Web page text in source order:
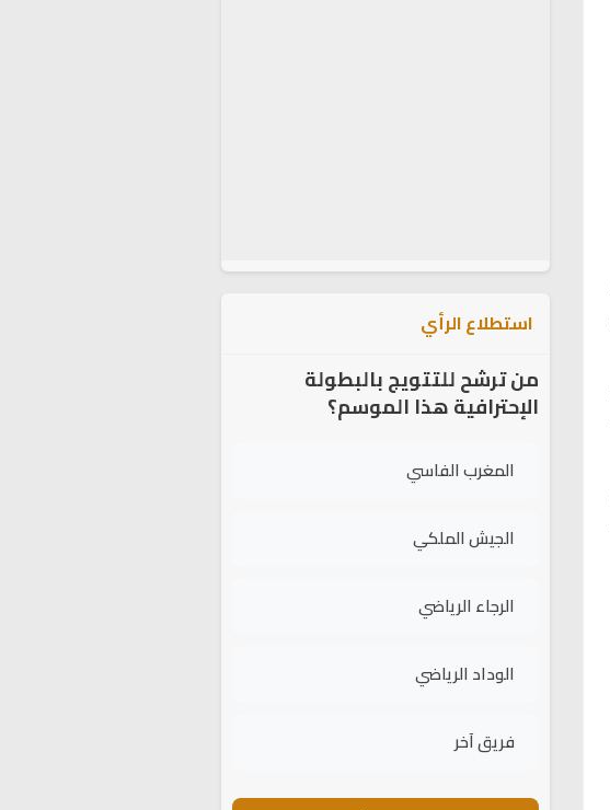
استطلاع الرأي
من ترشح للتتويج بالبطولة
الإحترافية هذا الموسم؟
المغرب الفاسي
الجيش الملكي
الرجاء الرياضي
الوداد الرياضي
فريق آخر